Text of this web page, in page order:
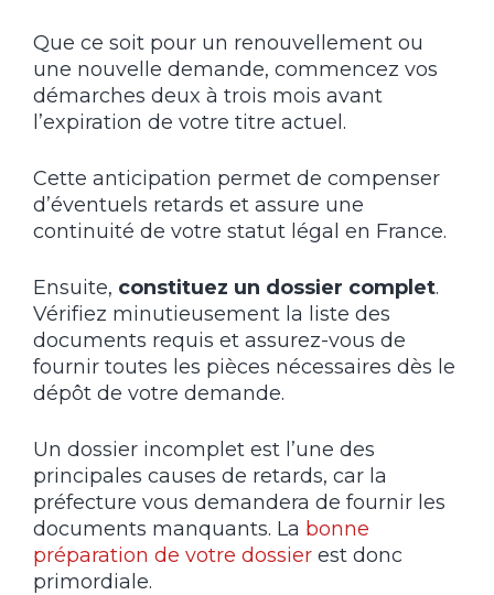
Que ce soit pour un renouvellement ou
une nouvelle demande, commencez vos
démarches deux à trois mois avant
l’expiration de votre titre actuel.
Cette anticipation permet de compenser
d’éventuels retards et assure une
continuité de votre statut légal en France.
Ensuite, constituez un dossier complet.
Vérifiez minutieusement la liste des
documents requis et assurez-vous de
fournir toutes les pièces nécessaires dès le
dépôt de votre demande.
Un dossier incomplet est l’une des
principales causes de retards, car la
préfecture vous demandera de fournir les
documents manquants. La bonne
préparation de votre dossier est donc
primordiale.